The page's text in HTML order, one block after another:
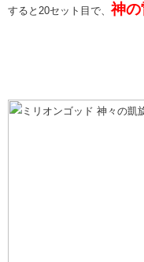
すると20セット目で、神の